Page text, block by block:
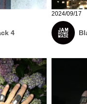
4
2024/09/17